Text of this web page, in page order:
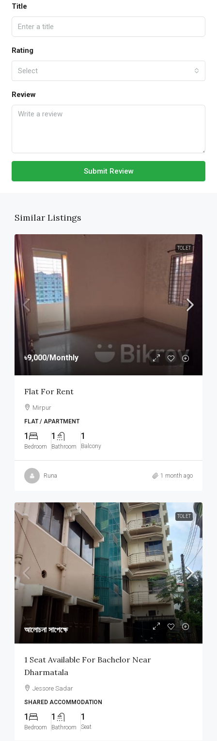
Title
Rating
Select
Review
Submit Review
Similar Listings
TOLET
৳9,000/Monthly
Flat For Rent
Mirpur
FLAT / APARTMENT
1
Bedroom
1
Bathroom
1
Balcony
Runa 1 month ago
TOLET
আলোচনা সাপেক্ষে
1 Seat Available For Bachelor Near
Dharmatala
Jessore Sadar
SHARED ACCOMMODATION
1
Bedroom
1
Bathroom
1
Seat